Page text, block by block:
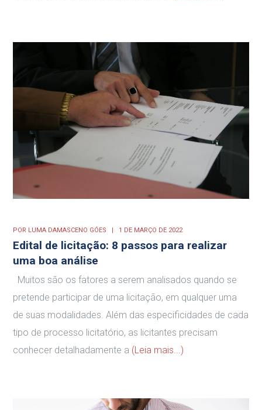
POR LUMA DAMASCENO GÓES 1 DE MARÇO DE 2022
Edital de licitação: 8 passos para realizar
uma boa análise
Muitos são os fatores a serem analisados quando se
pretende participar de uma licitação, em qualquer uma
de suas modalidades. Além das especificidades de cada
tipo de processo licitatório, as licitantes precisam
conhecer detalhadamente a (Leia mais...)